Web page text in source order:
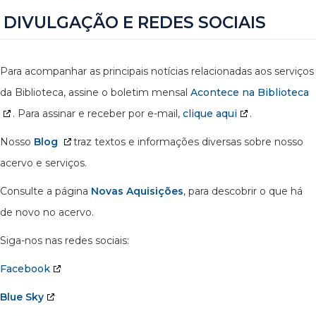
DIVULGAÇÃO E REDES SOCIAIS
Para acompanhar as principais notícias relacionadas aos serviços
da Biblioteca, assine o boletim mensal Acontece na Biblioteca
. Para assinar e receber por e-mail, clique aqui .
Nosso Blog
traz textos e informações diversas sobre nosso
acervo e serviços.
Consulte a página Novas Aquisições, para descobrir o que há
de novo no acervo.
Siga-nos nas redes sociais:
Facebook
Blue Sky